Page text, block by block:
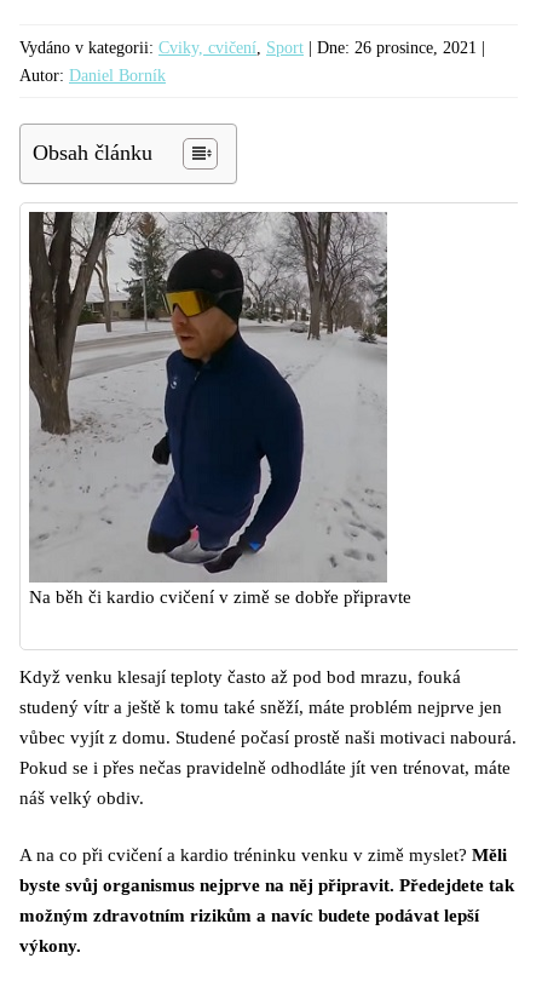
Vydáno v kategorii: Cviky, cvičení Sport | Dne: 26 prosince, 2021 |
Autor: Daniel Borník
Obsah článku
Na běh či kardio cvičení v zimě se dobře připravte
Když venku klesají teploty často až pod bod mrazu, fouká
studený vítr a ještě k tomu také sněží, máte problém nejprve jen
vůbec vyjít z domu. Studené počasí prostě naši motivaci nabourá.
Pokud se i přes nečas pravidelně odhodláte jít ven trénovat, máte
náš velký obdiv.
A na co při cvičení a kardio tréninku venku v zimě myslet? Měli
byste svůj organismus nejprve na něj připravit. Předejdete tak
možným zdravotním rizikům a navíc budete podávat lepší
výkony.